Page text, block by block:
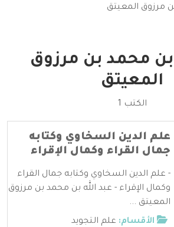
مرزوق المعيتق
بن محمد بن مرزوق
المعيتق
الكتب 1
علم الدين السخاوي وكتابه
جمال القراء وكمال الإقراء
- علم الدين السخاوي وكتابه جمال القراء
وكمال الإقراء - عبد الله بن محمد بن مرزوق
المعيتق ...
الأقسام: علم التجويد